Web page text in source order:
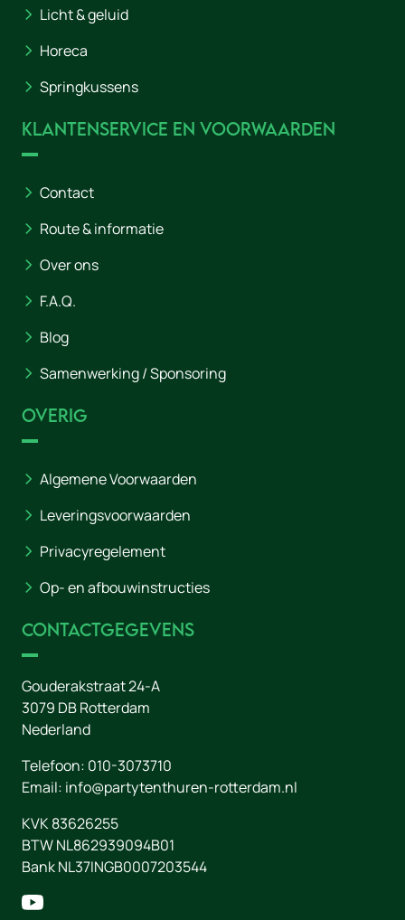
Licht & geluid
Horeca
Springkussens
Klantenservice en voorwaarden
Contact
Route & informatie
Over ons
F.A.Q.
Blog
Samenwerking / Sponsoring
Overig
Algemene Voorwaarden
Leveringsvoorwaarden
Privacyregelement
Op- en afbouwinstructies
Contactgegevens
Gouderakstraat 24-A
3079 DBRotterdam
Nederland
Telefoon: 010-3073710
Email: info@partytenthuren-rotterdam.nl
KVK 83626255
BTW NL862939094B01
Bank NL37INGB0007203544